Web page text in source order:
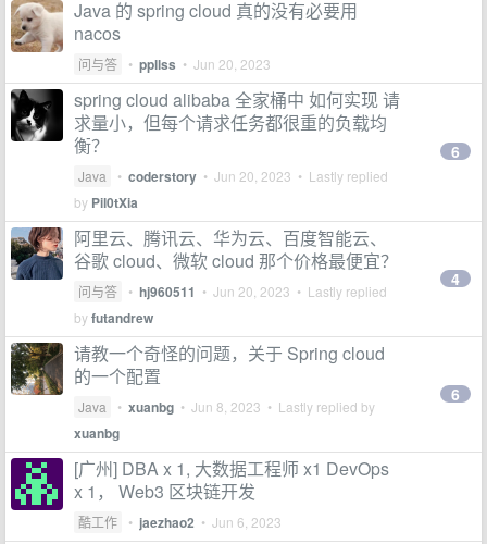
Java 的 spring cloud 真的没有必要用
nacos
问与答 • ppllss • Jun 20, 2023
spring cloud alibaba 全家桶中 如何实现 请
求量小，但每个请求任务都很重的负载均
衡？
Java • coderstory • Jun 20, 2023 • Lastly replied
by Pil0tXia
6
阿里云、腾讯云、华为云、百度智能云、
谷歌 cloud、微软 cloud 那个价格最便宜？
问与答 • hj960511 • Jun 20, 2023 • Lastly replied
byfutandrew
4
请教一个奇怪的问题，关于 Spring cloud
的一个配置
Java • xuanbg • Jun 8, 2023 • Lastly replied by
xuanbg
6
[广州] DBA x 1, 大数据工程师 x1 DevOps
x 1， Web3 区块链开发
酷工作 • jaezhao2 • Jun 6, 2023